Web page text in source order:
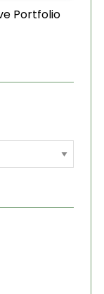
Portfolio